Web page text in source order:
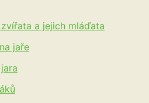
a jejich mláďata
jaře